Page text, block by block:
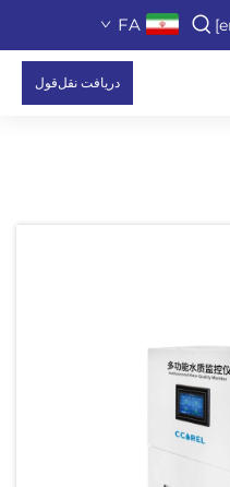
FA
دریافت نقل‌قول